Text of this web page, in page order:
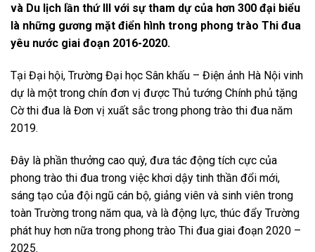
và Du lịch lần thứ III với sự tham dự của hơn 300 đại biểu
là những gương mặt điển hình trong phong trào Thi đua
yêu nước giai đoạn 2016-2020.
Tại Đại hội, Trường Đại học Sân khấu – Điện ảnh Hà Nội vinh
dự là một trong chín đơn vị được Thủ tướng Chính phủ tặng
Cờ thi đua là Đơn vị xuất sắc trong phong trào thi đua năm
2019.
Đây là phần thưởng cao quý, đưa tác động tích cực của
phong trào thi đua trong việc khơi dậy tinh thần đổi mới,
sáng tạo của đội ngũ cán bộ, giảng viên và sinh viên trong
toàn Trường trong năm qua, và là động lực, thúc đẩy Trường
phát huy hơn nữa trong phong trào Thi đua giai đoạn 2020 –
2025.